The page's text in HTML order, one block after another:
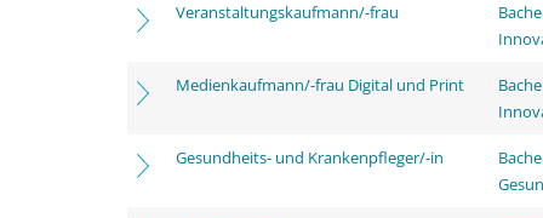
Veranstaltungskaufmann/-frau
Medienkaufmann/-frau Digital und Print
Gesundheits- und Krankenpfleger/-in